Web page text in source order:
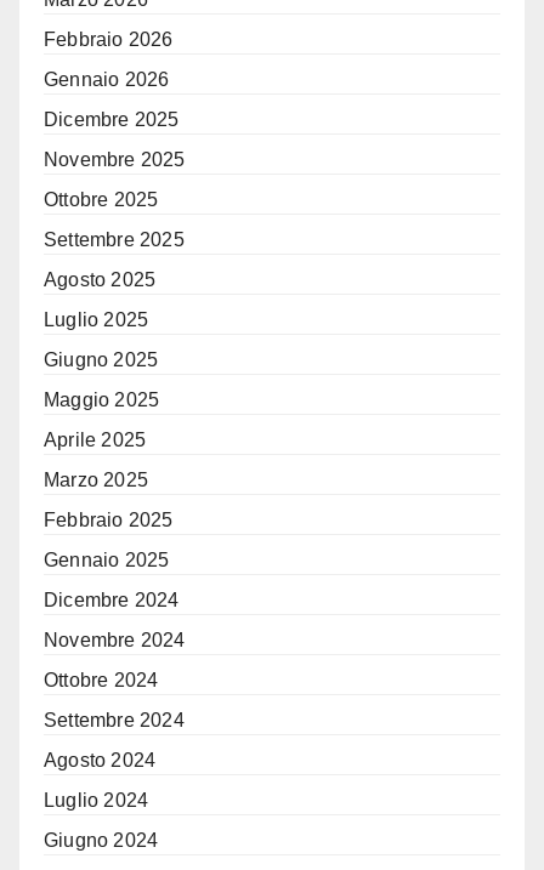
Febbraio 2026
Gennaio 2026
Dicembre 2025
Novembre 2025
Ottobre 2025
Settembre 2025
Agosto 2025
Luglio 2025
Giugno 2025
Maggio 2025
Aprile 2025
Marzo 2025
Febbraio 2025
Gennaio 2025
Dicembre 2024
Novembre 2024
Ottobre 2024
Settembre 2024
Agosto 2024
Luglio 2024
Giugno 2024